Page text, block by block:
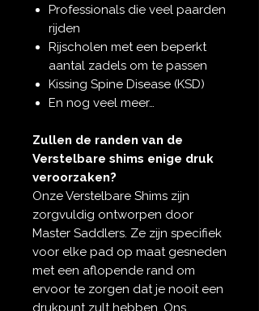
Professionals die veel paarden
rijden
Rijscholen met een beperkt
aantal zadels om te passen
Kissing Spine Disease (KSD)
En nog veel meer…
Zullen de randen van de
Verstelbare shims enige druk
veroorzaken?
Onze Verstelbare Shims zijn
zorgvuldig ontworpen door
Master Saddlers. Ze zijn specifiek
voor elke pad op maat gesneden
met een aflopende rand om
ervoor te zorgen dat je nooit een
drukpunt zult hebben. Ons